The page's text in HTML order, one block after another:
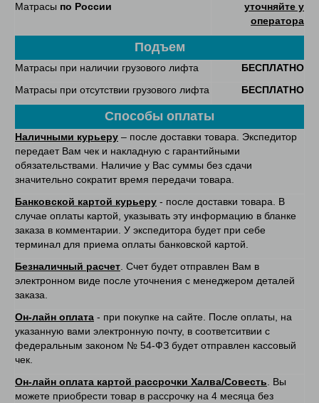
Матрасы по России
уточняйте у
оператора
Подъем
Матрасы при наличии грузового лифта
БЕСПЛАТНО
Матрасы при отсутствии грузового лифта
БЕСПЛАТНО
Способы оплаты
Наличными курьеру – после доставки товара. Экспедитор
передает Вам чек и накладную с гарантийными
обязательствами. Наличие у Вас суммы без сдачи
значительно сократит время передачи товара.
Банковской картой курьеру - после доставки товара. В
случае оплаты картой, указывать эту информацию в бланке
заказа в комментарии. У экспедитора будет при себе
терминал для приема оплаты банковской картой.
Безналичный расчет. Счет будет отправлен Вам в
электронном виде после уточнения с менеджером деталей
заказа.
Он-лайн оплата - при покупке на сайте. После оплаты, на
указанную вами электронную почту, в соответситвии с
федеральным законом № 54-ФЗ будет отправлен кассовый
чек.
Он-лайн оплата картой рассрочки Халва/Совесть. Вы
можете приобрести товар в рассрочку на 4 месяца без